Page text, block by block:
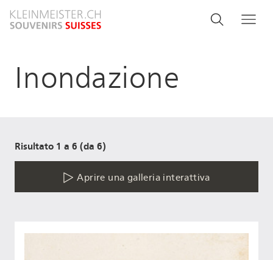
Search
Cerca
Inondazione
Risultato 1 a 6 (da 6)
Aprire una galleria interattiva